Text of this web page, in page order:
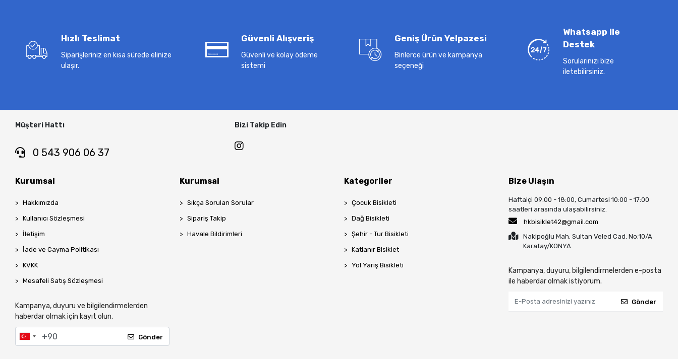
Hızlı Teslimat
Siparişleriniz en kısa sürede elinize
ulaşır.
Güvenli Alışveriş
Güvenli ve kolay ödeme
sistemi
Geniş Ürün Yelpazesi
Binlerce ürün ve kampanya
seçeneği
Whatsapp ile
Destek
Sorularınızı bize
iletebilirsiniz.
Müşteri Hattı
0 543 906 06 37
Bizi Takip Edin
Kurumsal
Hakkımızda
Kullanıcı Sözleşmesi
İletişim
İade ve Cayma Politikası
KVKK
Mesafeli Satış Sözleşmesi
Kampanya, duyuru ve bilgilendirmelerden
haberdar olmak için kayıt olun.
Gönder
Kurumsal
Sıkça Sorulan Sorular
Sipariş Takip
Havale Bildirimleri
Kategoriler
Çocuk Bisikleti
Dağ Bisikleti
Şehir - Tur Bisikleti
Katlanır Bisiklet
Yol Yarış Bisikleti
Bize Ulaşın
Haftaiçi 09:00 - 18:00, Cumartesi 10:00 - 17:00
saatleri arasında ulaşabilirsiniz.
hkbisiklet42@gmail.com
Nakipoğlu Mah. Sultan Veled Cad. No:10/A
Karatay/KONYA
Kampanya, duyuru, bilgilendirmelerden e-posta
ile haberdar olmak istiyorum.
Gönder